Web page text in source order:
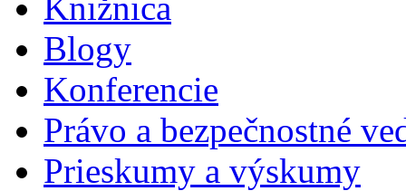
Blogy
Konferencie
Právo a bezpečnostné
Prieskumy a výskumy